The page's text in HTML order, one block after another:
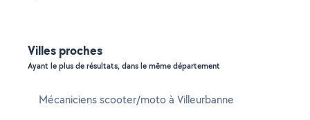
Villes proches
Ayant le plus de résultats, dans le même département
Mécaniciens scooter/moto à Villeurbanne